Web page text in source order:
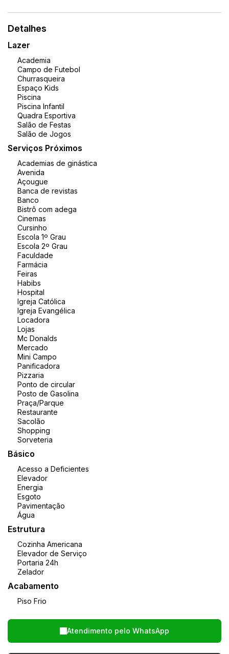
Ideal para quem busca conforto, praticidade e também
uma excelente opção de investimento, com ótima
📲 Agende sua visita e solicite mais informações.
Detalhes
Lazer
Academia
Campo de Futebol
Churrasqueira
Espaço Kids
Piscina
Piscina Infantil
Quadra Esportiva
Salão de Festas
Salão de Jogos
Serviços Próximos
Academias de ginástica
Avenida
Açougue
Banca de revistas
Banco
Bistrô com adega
Cinemas
Cursinho
Escola 1º Grau
Escola 2º Grau
Faculdade
Farmácia
Feiras
Habibs
Hospital
Igreja Católica
Igreja Evangélica
Locadora
Lojas
Mc Donalds
Mercado
Mini Campo
Panificadora
Pizzaria
Ponto de circular
Posto de Gasolina
Praça/Parque
Restaurante
Sacolão
Shopping
Sorveteria
Básico
Acesso a Deficientes
Elevador
Energia
Esgoto
Pavimentação
Água
Estrutura
Cozinha Americana
Elevador de Serviço
Portaria 24h
Zelador
Acabamento
Piso Frio
Atendimento pelo WhatsApp